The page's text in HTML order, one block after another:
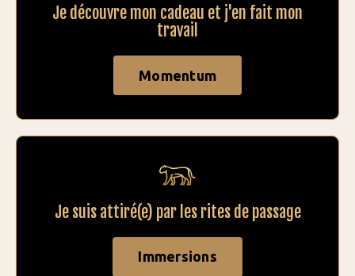
Je découvre mon cadeau et j'en fait mon
travail
Momentum
Je suis attiré(e) par les rites de passage
Immersions